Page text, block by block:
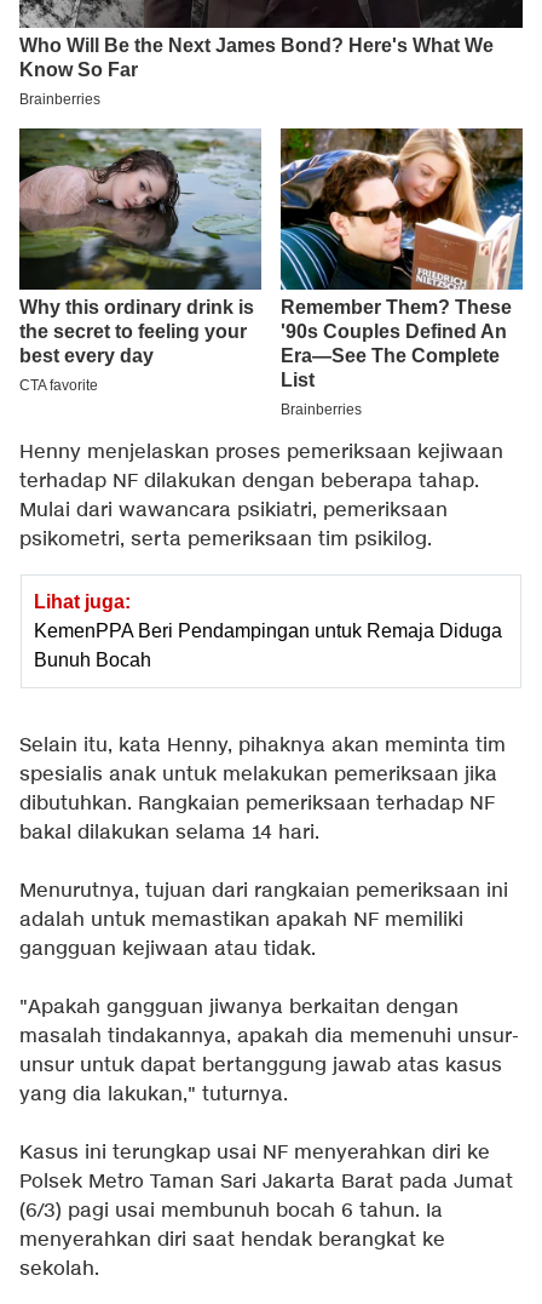
Henny menjelaskan proses pemeriksaan kejiwaan
terhadap NF dilakukan dengan beberapa tahap.
Mulai dari wawancara psikiatri, pemeriksaan
psikometri, serta pemeriksaan tim psikilog.
Lihat juga:
KemenPPA Beri Pendampingan untuk Remaja Diduga
Bunuh Bocah
Selain itu, kata Henny, pihaknya akan meminta tim
spesialis anak untuk melakukan pemeriksaan jika
dibutuhkan. Rangkaian pemeriksaan terhadap NF
bakal dilakukan selama 14 hari.
Menurutnya, tujuan dari rangkaian pemeriksaan ini
adalah untuk memastikan apakah NF memiliki
gangguan kejiwaan atau tidak.
"Apakah gangguan jiwanya berkaitan dengan
masalah tindakannya, apakah dia memenuhi unsur-
unsur untuk dapat bertanggung jawab atas kasus
yang dia lakukan," tuturnya.
Kasus ini terungkap usai NF menyerahkan diri ke
Polsek Metro Taman Sari Jakarta Barat pada Jumat
(6/3) pagi usai membunuh bocah 6 tahun. Ia
menyerahkan diri saat hendak berangkat ke
sekolah.